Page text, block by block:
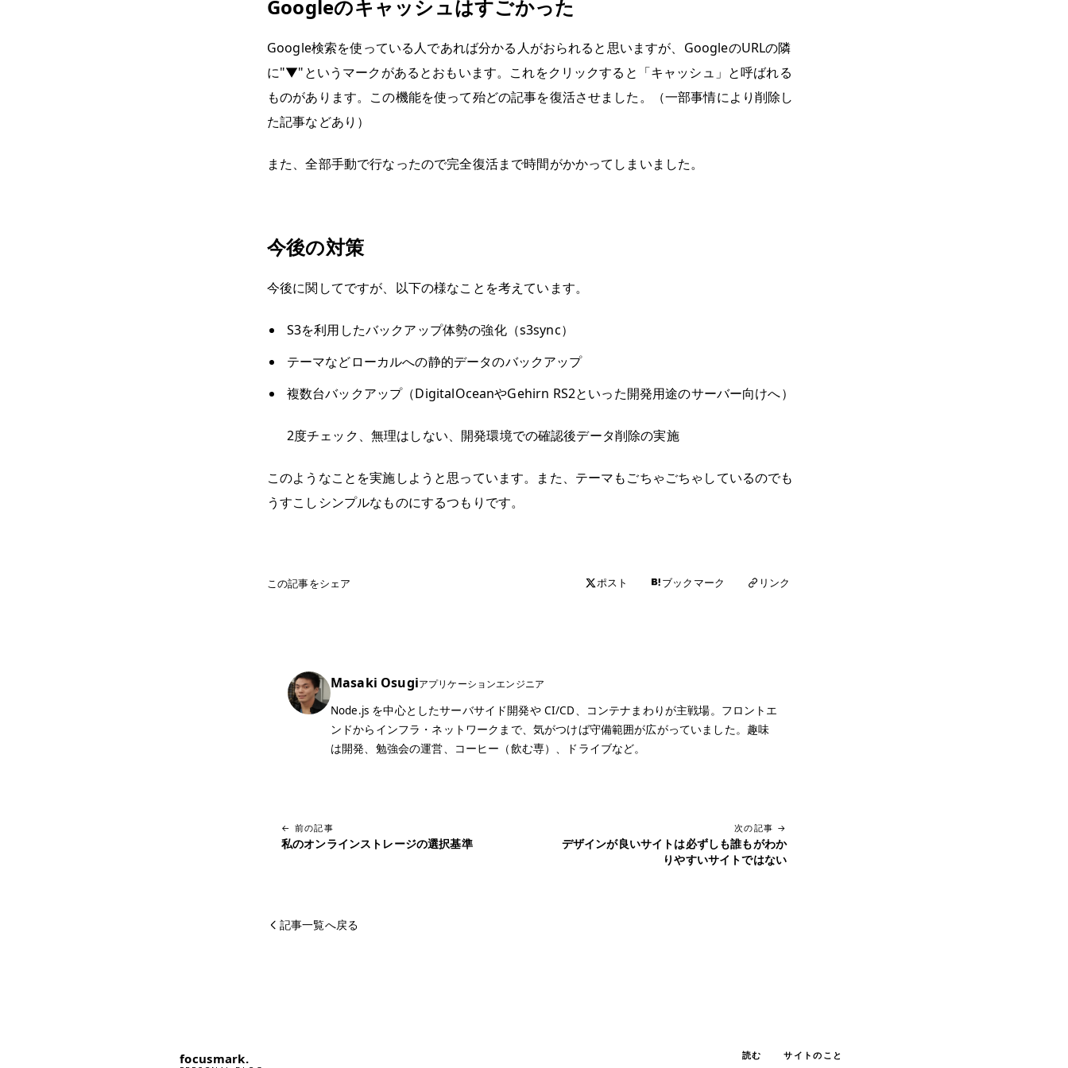
Googleのキャッシュはすごかった
Google検索を使っている人であれば分かる人がおられると思いますが、GoogleのURLの隣
に"▼"というマークがあるとおもいます。これをクリックすると「キャッシュ」と呼ばれる
ものがあります。この機能を使って殆どの記事を復活させました。（一部事情により削除し
た記事などあり）
また、全部手動で行なったので完全復活まで時間がかかってしまいました。
今後の対策
今後に関してですが、以下の様なことを考えています。
S3を利用したバックアップ体勢の強化（s3sync）
テーマなどローカルへの静的データのバックアップ
複数台バックアップ（DigitalOceanやGehirn RS2といった開発用途のサーバー向けへ）
2度チェック、無理はしない、開発環境での確認後データ削除の実施
このようなことを実施しようと思っています。また、テーマもごちゃごちゃしているのでも
うすこしシンプルなものにするつもりです。
この記事をシェア ポスト ブックマーク リンク
Masaki Osugiアプリケーションエンジニア
Node.js を中心としたサーバサイド開発や CI/CD、コンテナまわりが主戦場。フロントエ
ンドからインフラ・ネットワークまで、気がつけば守備範囲が広がっていました。趣味
は開発、勉強会の運営、コーヒー（飲む専）、ドライブなど。
← 前の記事
私のオンラインストレージの選択基準
次の記事 →
デザインが良いサイトは必ずしも誰もがわか
りやすいサイトではない
記事一覧へ戻る
focusmark. 読む サイトのこと